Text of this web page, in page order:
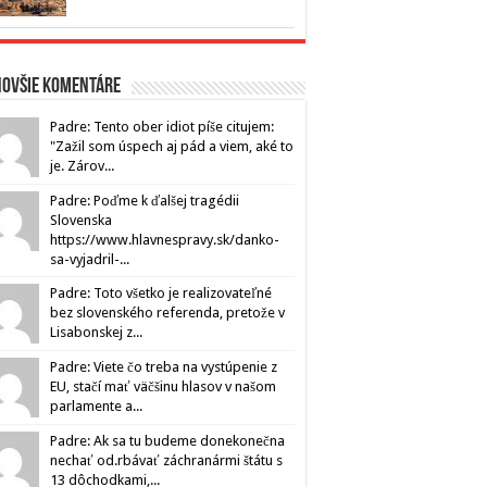
komentáre
Padre: Tento ober idiot píše citujem:
"Zažil som úspech aj pád a viem, aké to
je. Zárov...
Padre: Poďme k ďalšej tragédii
Slovenska
https://www.hlavnespravy.sk/danko-
sa-vyjadril-...
Padre: Toto všetko je realizovateľné
bez slovenského referenda, pretože v
Lisabonskej z...
Padre: Viete čo treba na vystúpenie z
EU, stačí mať väčšinu hlasov v našom
parlamente a...
Padre: Ak sa tu budeme donekonečna
nechať od.rbávať záchranármi štátu s
13 dôchodkami,...